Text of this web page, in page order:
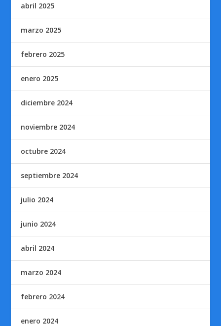
abril 2025
marzo 2025
febrero 2025
enero 2025
diciembre 2024
noviembre 2024
octubre 2024
septiembre 2024
julio 2024
junio 2024
abril 2024
marzo 2024
febrero 2024
enero 2024